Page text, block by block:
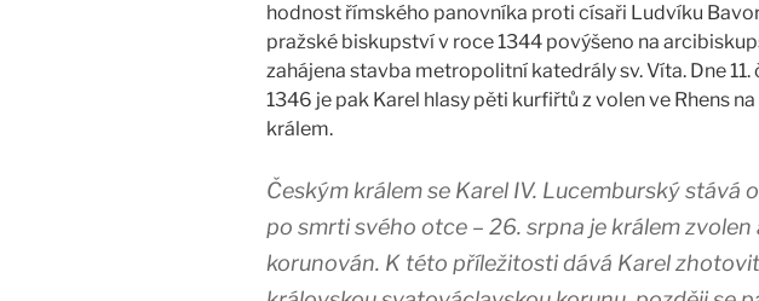
hodnost římského panovníka proti císaři Ludvíku
pražské biskupství v roce 1344 povýšeno na
zahájena stavba metropolitní katedrály sv. Víta. Dne 11.
1346 je pak Karel hlasy pěti kurfiřtů z volen ve Rhens
králem.
Českým králem se Karel IV. Lucemburský stává
po smrti svého otce – 26. srpna je králem zvolen
korunován. K této příležitosti dává Karel